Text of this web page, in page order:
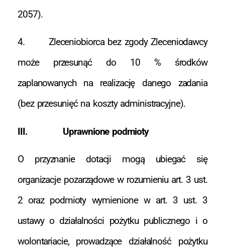
2057).
4. Zleceniobiorca bez zgody Zleceniodawcy
może przesunąć do 10 % środków
zaplanowanych na realizację danego zadania
(bez przesunięć na koszty administracyjne).
III. Uprawnione podmioty
O przyznanie dotacji mogą ubiegać się
organizacje pozarządowe w rozumieniu art. 3 ust.
2 oraz podmioty wymienione w art. 3 ust. 3
ustawy o działalności pożytku publicznego i o
wolontariacie, prowadzące działalność pożytku